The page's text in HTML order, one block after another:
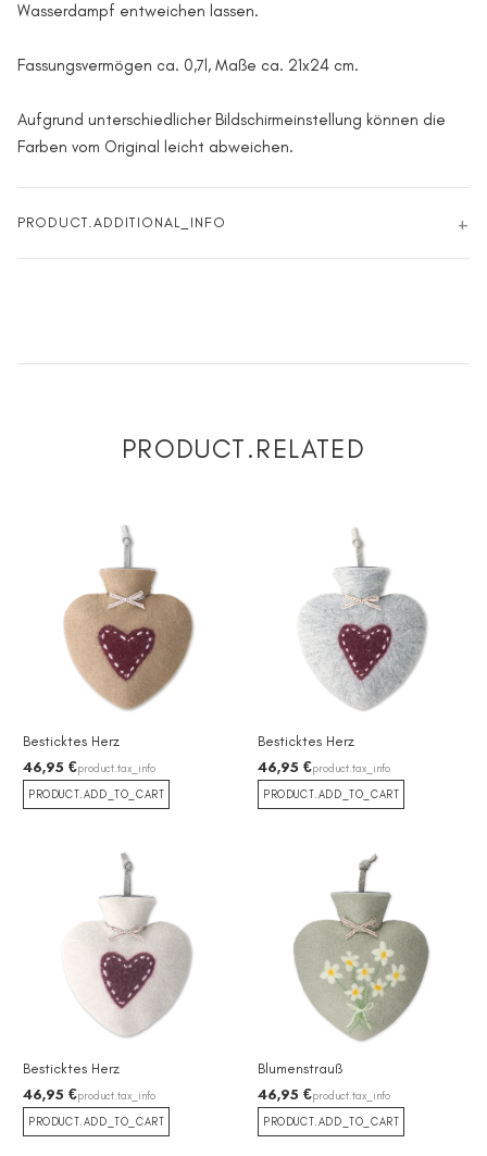
Wasserdampf entweichen lassen.
Fassungsvermögen ca. 0,7l, Maße ca. 21x24 cm.
Aufgrund unterschiedlicher Bildschirmeinstellung können die
Farben vom Original leicht abweichen.
PRODUCT.ADDITIONAL_INFO
PRODUCT.RELATED
Besticktes Herz
46,95 €product.tax_info
PRODUCT.ADD_TO_CART
Besticktes Herz
46,95 €product.tax_info
PRODUCT.ADD_TO_CART
Besticktes Herz
46,95 €product.tax_info
PRODUCT.ADD_TO_CART
Blumenstrauß
46,95 €product.tax_info
PRODUCT.ADD_TO_CART